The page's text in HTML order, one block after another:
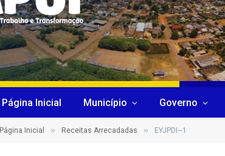
Página Inicial Município Governo
Página Inicial » Receitas Arrecadadas » EYJPDI~1